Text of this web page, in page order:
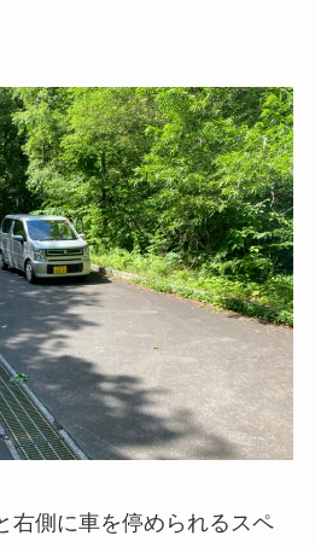
右側に車を停められるスペ